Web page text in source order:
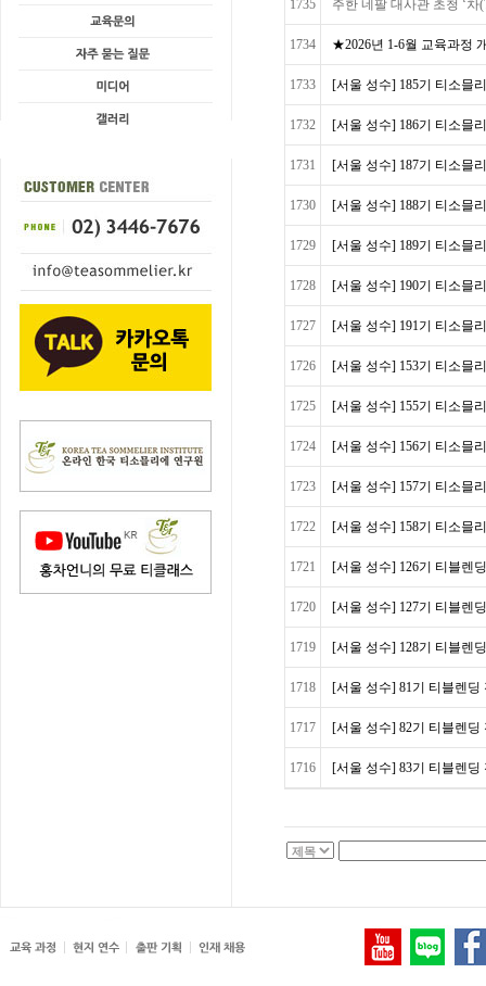
1735 주한 네팔 대사관 초청 ‘차
1734 ★2026년 1-6월 교육과정
1733 [서울 성수] 185기 티소믈
1732 [서울 성수] 186기 티소믈
1731 [서울 성수] 187기 티소믈
1730 [서울 성수] 188기 티소믈
1729 [서울 성수] 189기 티소믈
1728 [서울 성수] 190기 티소믈
1727 [서울 성수] 191기 티소믈
1726 [서울 성수] 153기 티소믈
1725 [서울 성수] 155기 티소믈
1724 [서울 성수] 156기 티소믈
1723 [서울 성수] 157기 티소믈
1722 [서울 성수] 158기 티소믈
1721 [서울 성수] 126기 티블렌
1720 [서울 성수] 127기 티블렌
1719 [서울 성수] 128기 티블렌
1718 [서울 성수] 81기 티블렌딩
1717 [서울 성수] 82기 티블렌딩
1716 [서울 성수] 83기 티블렌딩